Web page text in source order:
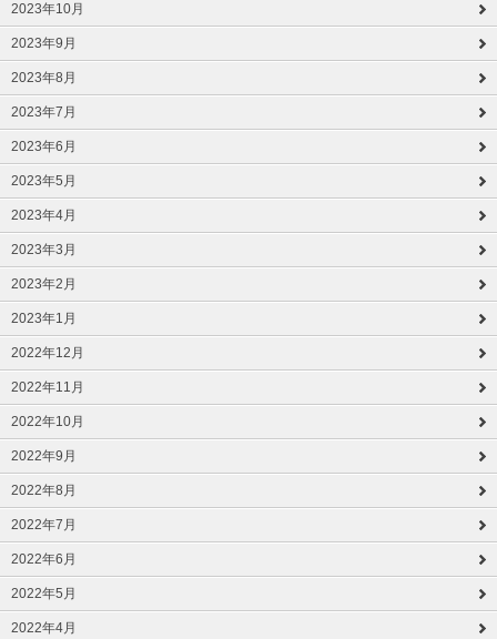
2023年10月
2023年9月
2023年8月
2023年7月
2023年6月
2023年5月
2023年4月
2023年3月
2023年2月
2023年1月
2022年12月
2022年11月
2022年10月
2022年9月
2022年8月
2022年7月
2022年6月
2022年5月
2022年4月